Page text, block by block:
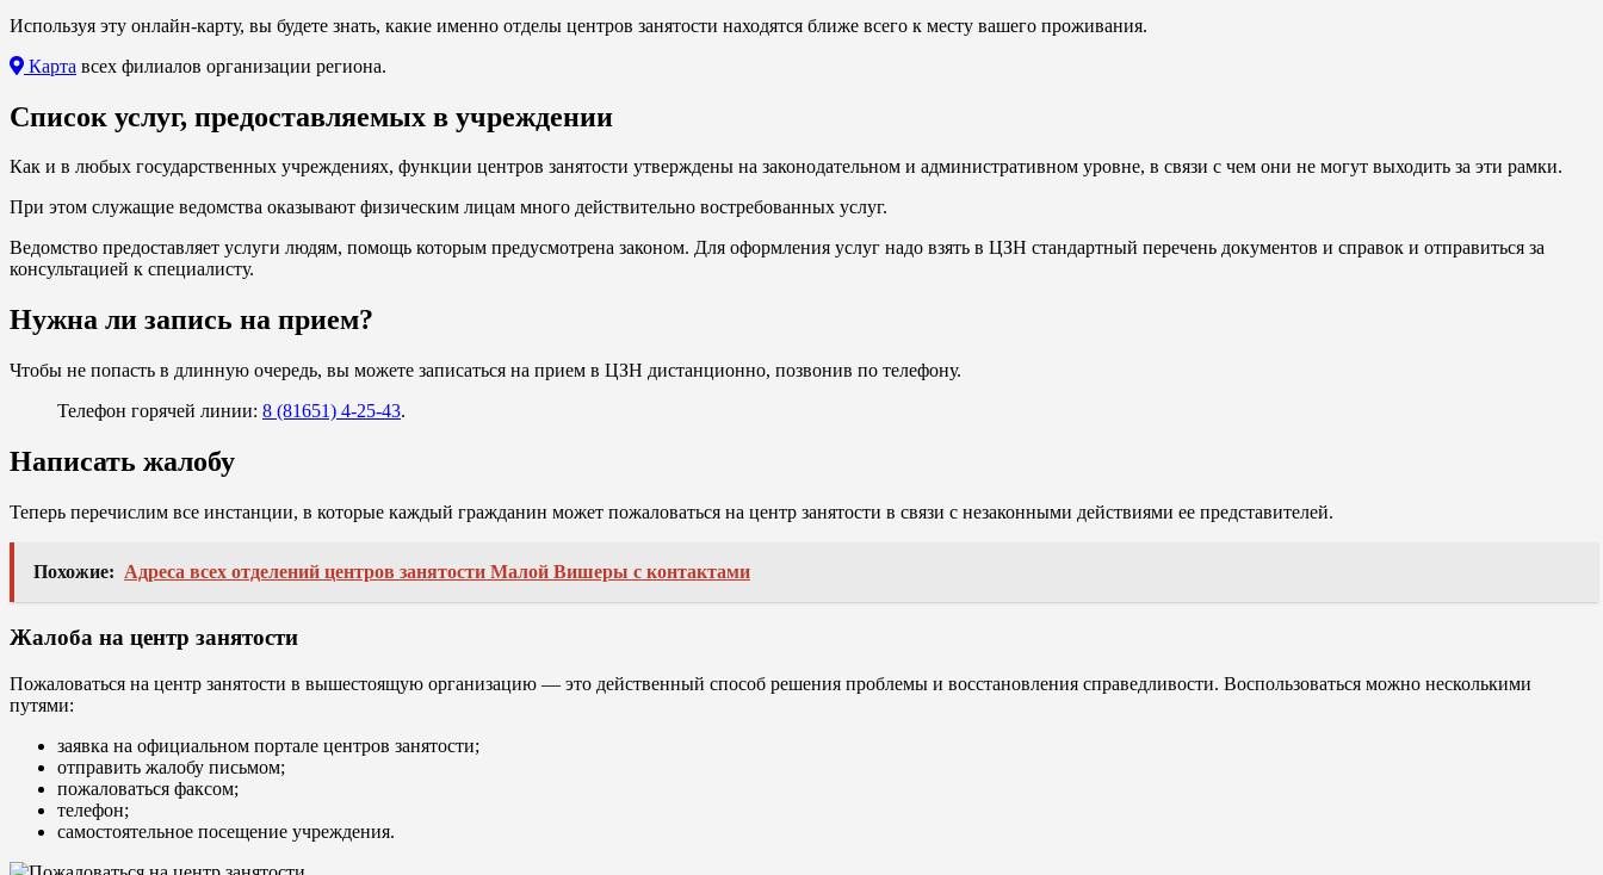
Используя эту онлайн-карту, вы будете знать, какие именно отделы центров занятости находятся ближе всего к месту вашего проживания.
Карта всех филиалов организации региона.
Список услуг, предоставляемых в учреждении
Как и в любых государственных учреждениях, функции центров занятости утверждены на законодательном и административном уровне, в связи с чем они не могут выходить за эти рамки.
При этом служащие ведомства оказывают физическим лицам много действительно востребованных услуг.
Ведомство предоставляет услуги людям, помощь которым предусмотрена законом. Для оформления услуг надо взять в ЦЗН стандартный перечень документов и справок и отправиться за
консультацией к специалисту.
Нужна ли запись на прием?
Чтобы не попасть в длинную очередь, вы можете записаться на прием в ЦЗН дистанционно, позвонив по телефону.
Телефон горячей линии: 8 (81651) 4-25-43.
Написать жалобу
Теперь перечислим все инстанции, в которые каждый гражданин может пожаловаться на центр занятости в связи с незаконными действиями ее представителей.
Похожие: Адреса всех отделений центров занятости Малой Вишеры с контактами
Жалоба на центр занятости
Пожаловаться на центр занятости в вышестоящую организацию — это действенный способ решения проблемы и восстановления справедливости. Воспользоваться можно несколькими
путями:
заявка на официальном портале центров занятости;
отправить жалобу письмом;
пожаловаться факсом;
телефон;
самостоятельное посещение учреждения.